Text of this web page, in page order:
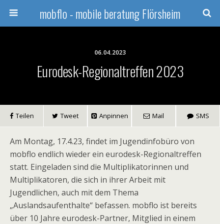
mobflo - mobile beratung Flörsheim
06.04.2023
Eurodesk-Regionaltreffen 2023
Teilen Tweet Anpinnen Mail SMS
Am Montag, 17.4.23, findet im Jugendinfobüro von
mobflo endlich wieder ein eurodesk-Regionaltreffen
statt. Eingeladen sind die Multiplikatorinnen und
Multiplikatoren, die sich in ihrer Arbeit mit
Jugendlichen, auch mit dem Thema
„Auslandsaufenthalte“ befassen. mobflo ist bereits
über 10 Jahre eurodesk-Partner, Mitglied in einem